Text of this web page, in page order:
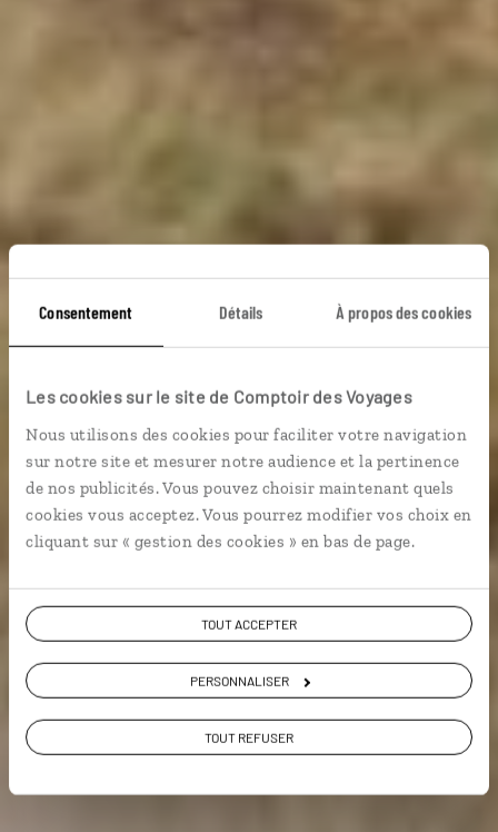
Consentement Détails À propos des cookies
Les cookies sur le site de Comptoir des Voyages
Nous utilisons des cookies pour faciliter votre navigation
sur notre site et mesurer notre audience et la pertinence
de nos publicités. Vous pouvez choisir maintenant quels
cookies vous acceptez. Vous pourrez modifier vos choix en
cliquant sur « gestion des cookies » en bas de page.
TOUT ACCEPTER
PERSONNALISER
TOUT REFUSER
Voyage Danemark
9,5 / 10
(91 avis sur le Danemark)
VOIR NOS 6 IDÉES DE VOYAGE AU DANEMARK